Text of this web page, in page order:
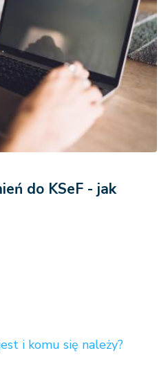
do KSeF - jak
i komu się należy?